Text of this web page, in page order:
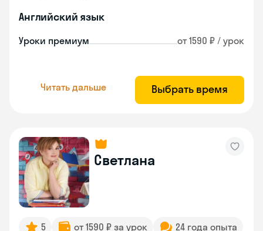
Английский язык
Уроки премиум от 1590 ₽ / урок
Читать дальше Выбрать время
Светлана
5 от 1590 ₽ за урок 24 года опыта